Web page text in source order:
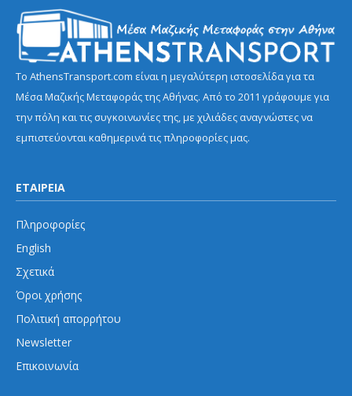
Το AthensTransport.com είναι η μεγαλύτερη ιστοσελίδα για τα
Μέσα Μαζικής Μεταφοράς της Αθήνας. Από το 2011 γράφουμε για
την πόλη και τις συγκοινωνίες της, με χιλιάδες αναγνώστες να
εμπιστεύονται καθημερινά τις πληροφορίες μας.
ΕΤΑΙΡΕΙΑ
Πληροφορίες
English
Σχετικά
Όροι χρήσης
Πολιτική απορρήτου
Newsletter
Επικοινωνία